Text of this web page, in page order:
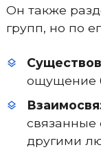
Он также
групп, но по
ощущение
связанные
другими